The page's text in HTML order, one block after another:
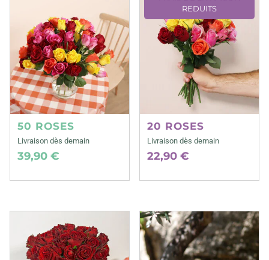
50 ROSES
Livraison dès demain
39,90 €
REDUITS
20 ROSES
Livraison dès demain
22,90 €